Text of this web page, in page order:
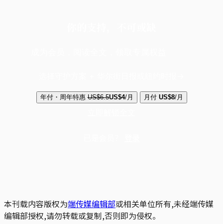
年付・周年特惠 US$6.5US$4/月 月付 US$8/月
本刊载内容版权为端传媒编辑部或相关单位所有,未经端传媒
编辑部授权,请勿转载或复制,否则即为侵权。